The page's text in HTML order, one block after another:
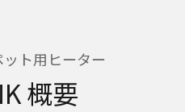
ト用ヒーター
概要